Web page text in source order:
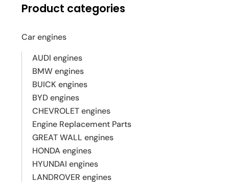
Product categories
Car engines
AUDI engines
BMW engines
BUICK engines
BYD engines
CHEVROLET engines
Engine Replacement Parts
GREAT WALL engines
HONDA engines
HYUNDAI engines
LANDROVER engines